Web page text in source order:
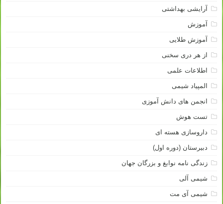
آرایشی بهداشتی
آموزش
آموزش طلایی
از هر دری سخنی
اطلاعات علمی
المپیاد شیمی
انجمن های دانش آموزی
تست هوش
داروسازی هسته ای
دبیرستان (دوره اول)
زندگی نامه نوابغ و بزرگان جهان
شیمی آلی
شیمی آی مت